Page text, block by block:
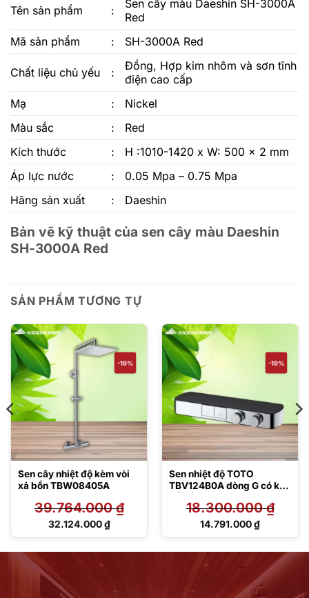
Tên sản phẩm :
Sen cây màu Daeshin SH-3000A
Red
Mã sản phẩm
: SH-3000A Red
Chất liệu chủ yếu :
Đồng, Hợp kim nhôm và sơn tĩnh
điện cao cấp
Mạ
:
Nickel
Màu sắc
:
Red
Kích thước
:
H :1010-1420 x W: 500 x 2 mm
Áp lực nước
:
0.05 Mpa – 0.75 Mpa
Hãng sản xuất
: Daeshin
Bản vẽ kỹ thuật của sen cây màu Daeshin
SH-3000A Red
SẢN PHẨM TƯƠNG TỰ
-19%
Sen cây nhiệt độ kèm vòi
xả bồn TBW08405A
39.764.000₫
Giá
32.124.000₫
Giá
-19%
Sen nhiệt độ TOTO
TBV124B0A dòng G có kệ
18.300.000₫
Giá
18.300.000 ₫.
14.791.000₫
Giá
14.791.000 ₫.